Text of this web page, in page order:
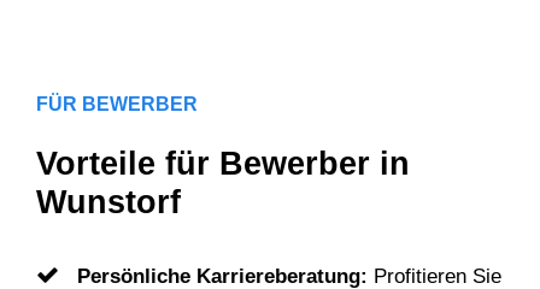
FÜR BEWERBER
Vorteile für Bewerber in
Wunstorf
Persönliche Karriereberatung: Profitieren Sie